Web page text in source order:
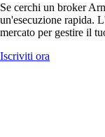
Se cerchi un broker
un'esecuzione rapida.
mercato per gestire il
Iscriviti ora